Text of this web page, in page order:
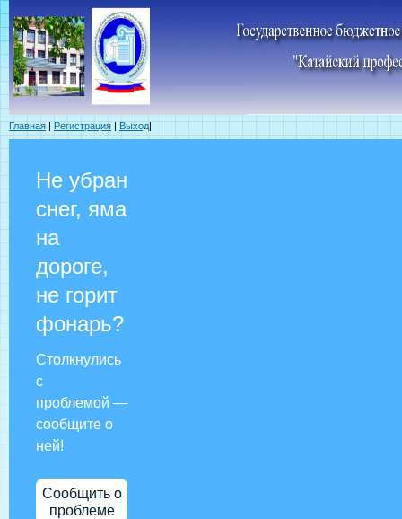
Главная | Регистрация | Выход|
Не убран
снег, яма
на
дороге,
не горит
фонарь?
Столкнулись
с
проблемой —
сообщите о
ней!
Сообщить о
проблеме